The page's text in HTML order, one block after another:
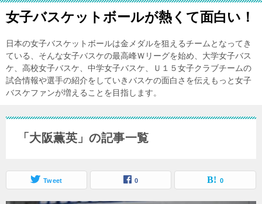
女子バスケットボールが熱くて面白い！
日本の女子バスケットボールは金メダルを狙えるチームとなってき
ている、そんな女子バスケの最高峰Ｗリーグを始め、大学女子バス
ケ、高校女子バスケ、中学女子バスケ、Ｕ１５女子クラブチームの
試合情報や選手の紹介をしていきバスケの面白さを伝えもっと女子
バスケファンが増えることを目指します。
「大阪薫英」の記事一覧
Tweet 0 0